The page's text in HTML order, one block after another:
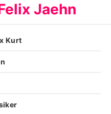
Jaehn
Kurt